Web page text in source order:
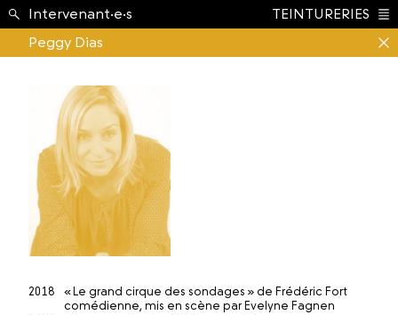
École ›
Intervenant·e·s
TEINTURERIES
Peggy Dias
2018
« Le grand cirque des sondages » de Frédéric Fort
comédienne, mis en scène par Evelyne Fagnen